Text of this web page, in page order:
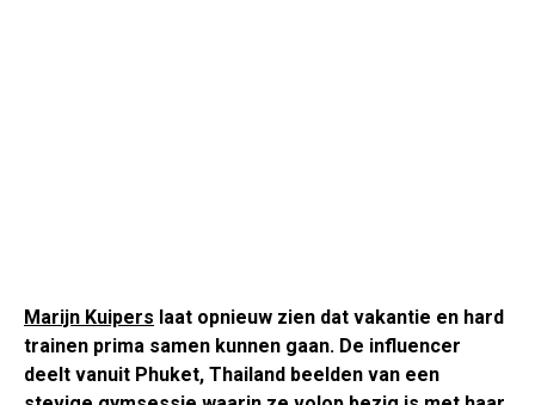
Marijn Kuipers laat opnieuw zien dat vakantie en hard
trainen prima samen kunnen gaan. De influencer
deelt vanuit Phuket, Thailand beelden van een